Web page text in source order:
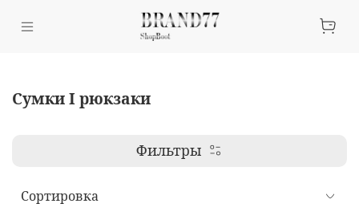
Сумки I рюкзаки
Фильтры